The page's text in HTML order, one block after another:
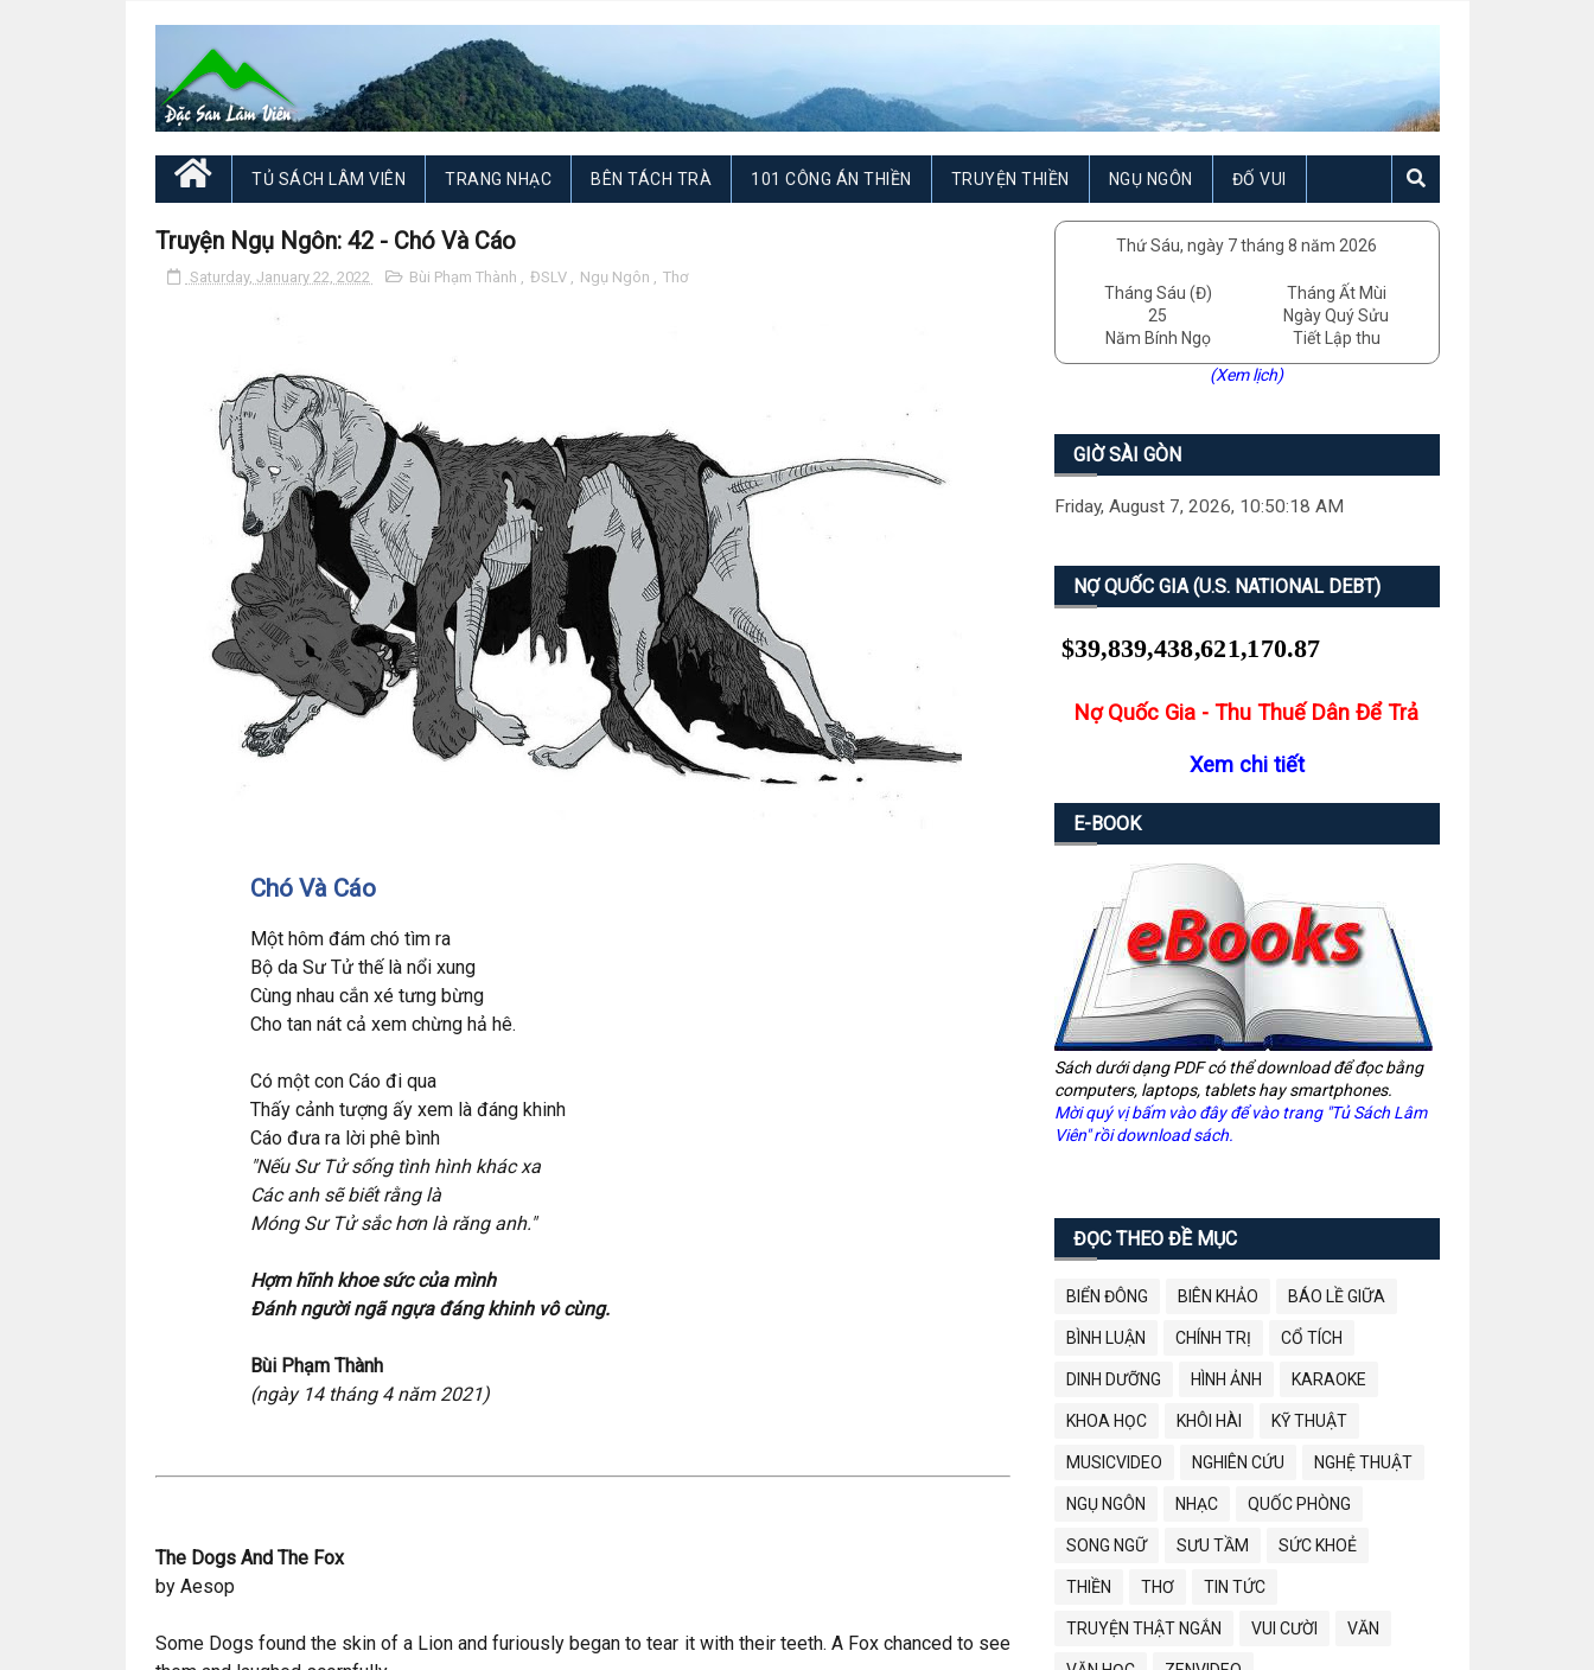
TỦ SÁCH LÂM VIÊN TRANG NHẠC BÊN TÁCH TRÀ 101 CÔNG ÁN THIỀN TRUYỆN THIỀN NGỤ NGÔN ĐỐ VUI
Truyện Ngụ Ngôn: 42 - Chó Và Cáo
Saturday, January 22, 2022 Bùi Phạm Thành , ĐSLV , Ngụ Ngôn , Thơ
Chó Và Cáo
Một hôm đám chó tìm ra
Bộ da Sư Tử thế là nổi xung
Cùng nhau cắn xé tưng bừng
Cho tan nát cả xem chừng hả hê.
Có một con Cáo đi qua
Thấy cảnh tượng ấy xem là đáng khinh
Cáo đưa ra lời phê bình
"Nếu Sư Tử sống tình hình khác xa
Các anh sẽ biết rằng là
Móng Sư Tử sắc hơn là răng anh."
Hợm hĩnh khoe sức của mình
Đánh người ngã ngựa đáng khinh vô cùng.
Bùi Phạm Thành
(ngày 14 tháng 4 năm 2021)
The Dogs And The Fox
by Aesop
Some Dogs found the skin of a Lion and furiously began to tear it with their teeth. A Fox chanced to see
Thứ Sáu, ngày 7 tháng 8 năm 2026
Tháng Sáu (Đ)
25
Năm Bính Ngọ
Tháng Ất Mùi
Ngày Quý Sửu
Tiết Lập thu
(Xem lịch)
GIỜ SÀI GÒN
Friday, August 7, 2026, 10:50:19 AM
NỢ QUỐC GIA (U.S. NATIONAL DEBT)
Nợ Quốc Gia - Thu Thuế Dân Để Trả
Xem chi tiết
E-BOOK
Sách dưới dạng PDF có thể download để đọc bằng
computers, laptops, tablets hay smartphones.
Mời quý vị bấm vào đây để vào trang "Tủ Sách Lâm
Viên" rồi download sách.
ĐỌC THEO ĐỀ MỤC
BIỂN ĐÔNG BIÊN KHẢO BÁO LỀ GIỮA
BÌNH LUẬN CHÍNH TRỊ CỔ TÍCH
DINH DƯỠNG HÌNH ẢNH KARAOKE
KHOA HỌC KHÔI HÀI KỸ THUẬT
MUSICVIDEO NGHIÊN CỨU NGHỆ THUẬT
NGỤ NGÔN NHẠC QUỐC PHÒNG
SONG NGỮ SƯU TẦM SỨC KHOẺ
THIỀN THƠ TIN TỨC
TRUYỆN THẬT NGẮN VUI CƯỜI VĂN